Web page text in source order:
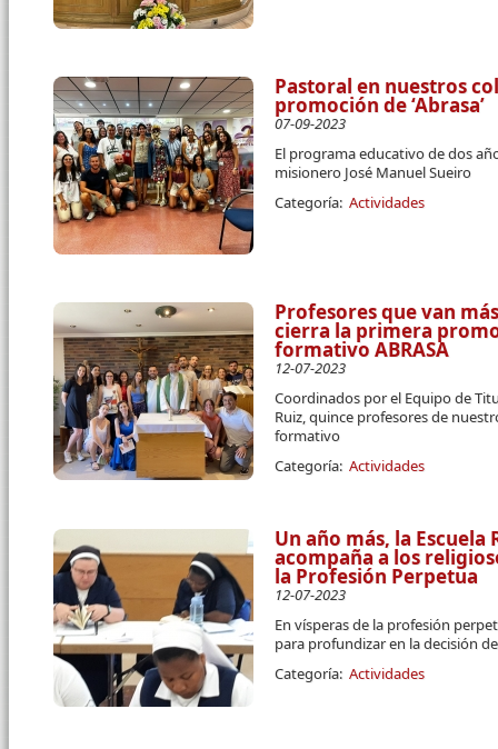
Pastoral en nuestros
promoción de ‘Abrasa’
07-09-2023
El programa educativo de dos
misionero José Manuel Sueiro
Categoría: Actividades
Profesores que van
cierra la primera
formativo ABRASA
12-07-2023
Coordinados por el Equipo de
Ruiz, quince profesores de
formativo
Categoría: Actividades
Un año más, la
acompaña a los
la Profesión Perpetua
12-07-2023
En vísperas de la profesión
para profundizar en la decisión
Categoría: Actividades